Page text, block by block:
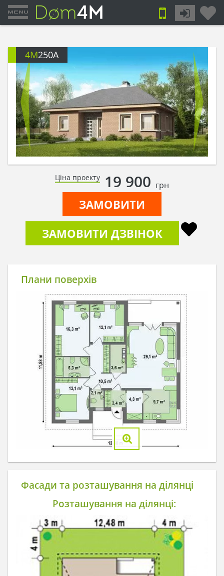
4M250A
Ціна проекту 19 900 грн
ЗАМОВИТИ
ЗАМОВИТИ ДЗВІНОК
Плани поверхів
Фасади та розташування на ділянці
Розташування на ділянці: